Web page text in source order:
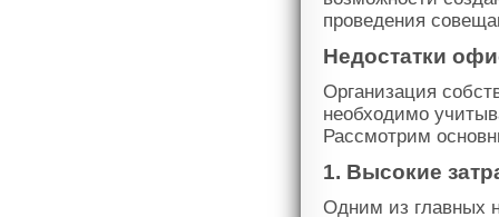
проведения
Недостатки
Организация
необходимо
Рассмотрим
1. Высокие
Одним из главных